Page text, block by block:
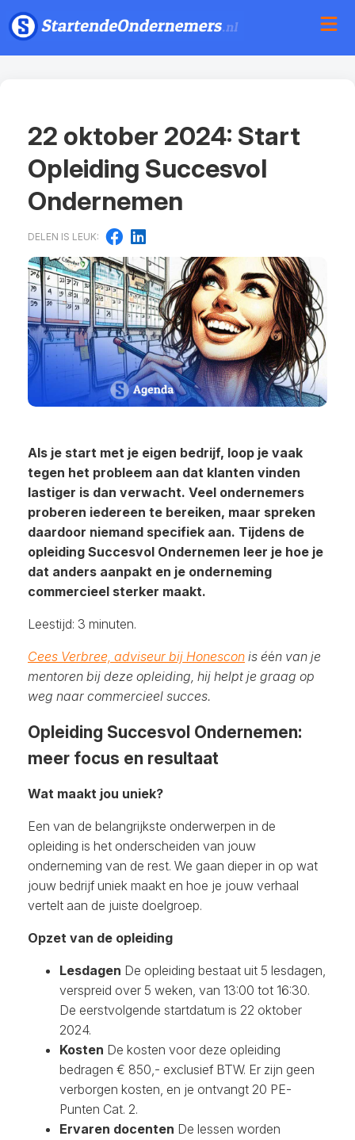
22 oktober 2024: Start
Opleiding Succesvol
Ondernemen
DELEN IS LEUK:
Als je start met je eigen bedrijf, loop je vaak
tegen het probleem aan dat klanten vinden
lastiger is dan verwacht. Veel ondernemers
proberen iedereen te bereiken, maar spreken
daardoor niemand specifiek aan. Tijdens de
opleiding Succesvol Ondernemen leer je hoe je
dat anders aanpakt en je onderneming
commercieel sterker maakt.
Leestijd: 3 minuten.
Cees Verbree, adviseur bij Honescon is één van je
mentoren bij deze opleiding, hij helpt je graag op
weg naar commercieel succes.
Opleiding Succesvol Ondernemen:
meer focus en resultaat
Wat maakt jou uniek?
Een van de belangrijkste onderwerpen in de
opleiding is het onderscheiden van jouw
onderneming van de rest. We gaan dieper in op wat
jouw bedrijf uniek maakt en hoe je jouw verhaal
vertelt aan de juiste doelgroep.
Opzet van de opleiding
Lesdagen De opleiding bestaat uit 5 lesdagen,
verspreid over 5 weken, van 13:00 tot 16:30.
De eerstvolgende startdatum is 22 oktober
2024.
Kosten De kosten voor deze opleiding
bedragen € 850,- exclusief BTW. Er zijn geen
verborgen kosten, en je ontvangt 20 PE-
Punten Cat. 2.
Ervaren docenten De lessen worden